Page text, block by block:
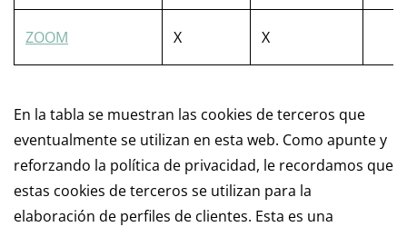
ZOOM X X
En la tabla se muestran las cookies de terceros que
eventualmente se utilizan en esta web. Como apunte y
reforzando la política de privacidad, le recordamos que
estas cookies de terceros se utilizan para la
elaboración de perfiles de clientes. Esta es una